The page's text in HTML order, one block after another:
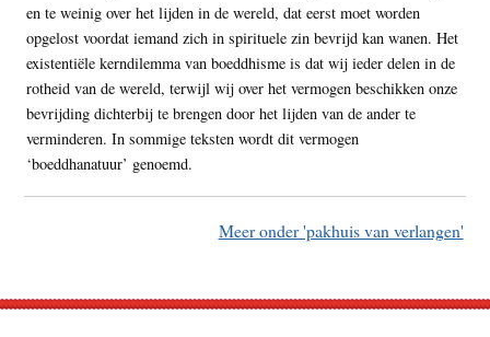
en te weinig over het lijden in de wereld, dat eerst moet worden
opgelost voordat iemand zich in spirituele zin bevrijd kan wanen. Het
existentiële kerndilemma van boeddhisme is dat wij ieder delen in de
rotheid van de wereld, terwijl wij over het vermogen beschikken onze
bevrijding dichterbij te brengen door het lijden van de ander te
verminderen. In sommige teksten wordt dit vermogen
‘boeddhanatuur’ genoemd.
Meer onder 'pakhuis van verlangen'